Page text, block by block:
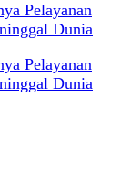
Pelayanan
Dunia
Pelayanan
Dunia